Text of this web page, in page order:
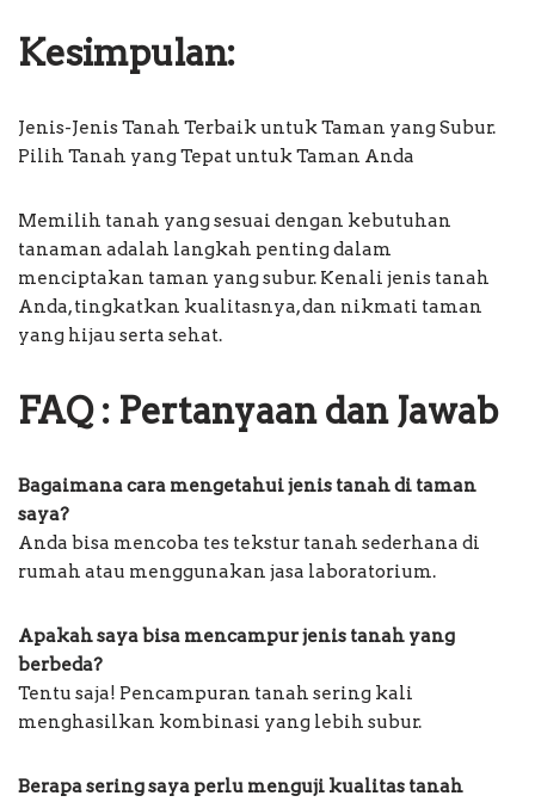
Kesimpulan:
Jenis-Jenis Tanah Terbaik untuk Taman yang Subur.
Pilih Tanah yang Tepat untuk Taman Anda
Memilih tanah yang sesuai dengan kebutuhan
tanaman adalah langkah penting dalam
menciptakan taman yang subur. Kenali jenis tanah
Anda, tingkatkan kualitasnya, dan nikmati taman
yang hijau serta sehat.
FAQ : Pertanyaan dan Jawab
Bagaimana cara mengetahui jenis tanah di taman
saya?
Anda bisa mencoba tes tekstur tanah sederhana di
rumah atau menggunakan jasa laboratorium.
Apakah saya bisa mencampur jenis tanah yang
berbeda?
Tentu saja! Pencampuran tanah sering kali
menghasilkan kombinasi yang lebih subur.
Berapa sering saya perlu menguji kualitas tanah